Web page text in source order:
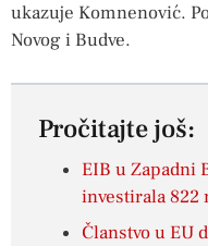
ukazuje Komnenović.
Novog i Budve.
Pročitajte još:
EIB u Zapadni
investirala 822
Članstvo u EU